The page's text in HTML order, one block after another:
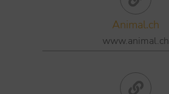
Animal.ch
www.animal.ch